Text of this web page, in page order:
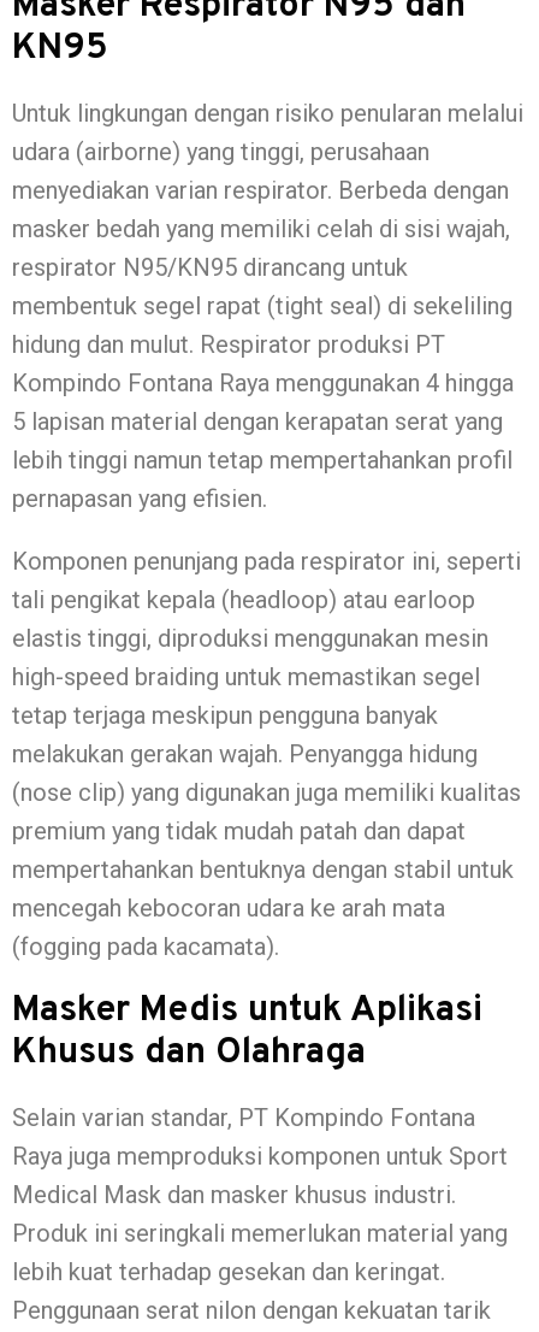
KN95
Untuk lingkungan dengan risiko penularan melalui
udara (airborne) yang tinggi, perusahaan
menyediakan varian respirator. Berbeda dengan
masker bedah yang memiliki celah di sisi wajah,
respirator N95/KN95 dirancang untuk
membentuk segel rapat (tight seal) di sekeliling
hidung dan mulut. Respirator produksi PT
Kompindo Fontana Raya menggunakan 4 hingga
5 lapisan material dengan kerapatan serat yang
lebih tinggi namun tetap mempertahankan profil
pernapasan yang efisien.
Komponen penunjang pada respirator ini, seperti
tali pengikat kepala (headloop) atau earloop
elastis tinggi, diproduksi menggunakan mesin
high-speed braiding untuk memastikan segel
tetap terjaga meskipun pengguna banyak
melakukan gerakan wajah. Penyangga hidung
(nose clip) yang digunakan juga memiliki kualitas
premium yang tidak mudah patah dan dapat
mempertahankan bentuknya dengan stabil untuk
mencegah kebocoran udara ke arah mata
(fogging pada kacamata).
Masker Medis untuk Aplikasi
Khusus dan Olahraga
Selain varian standar, PT Kompindo Fontana
Raya juga memproduksi komponen untuk Sport
Medical Mask dan masker khusus industri.
Produk ini seringkali memerlukan material yang
lebih kuat terhadap gesekan dan keringat.
Penggunaan serat nilon dengan kekuatan tarik